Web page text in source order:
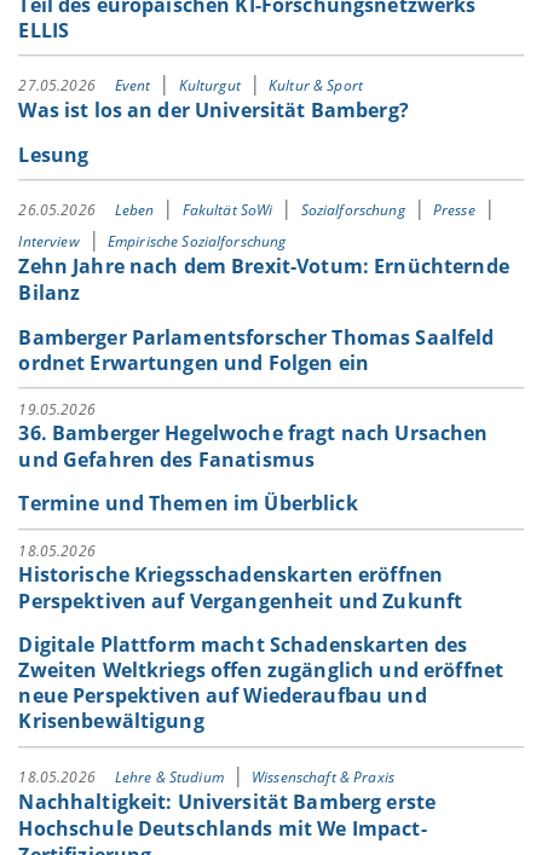
ELLIS
27.05.2026 Event Kulturgut Kultur & Sport
Was ist los an der Universität Bamberg?
Lesung
26.05.2026 Leben Fakultät SoWi Sozialforschung
Presse
Interview
Empirische Sozialforschung
Zehn Jahre nach dem Brexit-Votum: Ernüchternde
Bilanz
Bamberger Parlamentsforscher Thomas Saalfeld
ordnet Erwartungen und Folgen ein
19.05.2026
36. Bamberger Hegelwoche fragt nach Ursachen
und Gefahren des Fanatismus
Termine und Themen im Überblick
18.05.2026
Historische Kriegsschadenskarten eröffnen
Perspektiven auf Vergangenheit und Zukunft
Digitale Plattform macht Schadenskarten des
Zweiten Weltkriegs offen zugänglich und eröffnet
neue Perspektiven auf Wiederaufbau und
Krisenbewältigung
18.05.2026 Lehre & Studium Wissenschaft & Praxis
Nachhaltigkeit: Universität Bamberg erste
Hochschule Deutschlands mit We Impact-